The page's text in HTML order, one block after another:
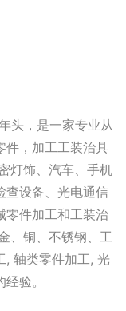
头，是一家专业从
件，加工工装治具
灯饰、汽车、手机
查设备、光电通信
零件加工和工装治
、铜、不锈钢、工
, 轴类零件加工, 光
验。